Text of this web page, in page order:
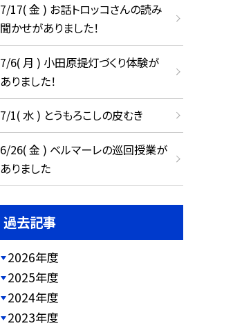
7/17( 金 ) お話トロッコさんの読み
聞かせがありました！
7/6( 月 ) 小田原提灯づくり体験が
ありました！
7/1( 水 ) とうもろこしの皮むき
6/26( 金 ) ベルマーレの巡回授業が
ありました
過去記事
2026年度
2025年度
2024年度
2023年度